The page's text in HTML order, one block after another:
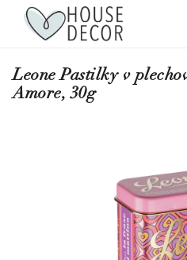
Leone Pastilky v
Amore, 30g